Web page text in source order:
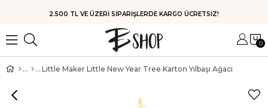
HIZLI KARGO
0
Little Maker Little New Year Tree Karton Yılbaşı Ağacı